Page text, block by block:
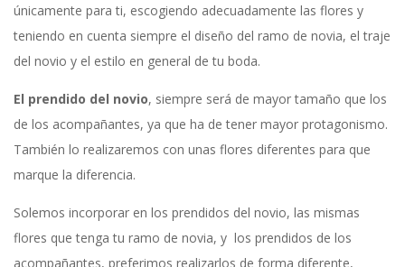
únicamente para ti, escogiendo adecuadamente las flores y
teniendo en cuenta siempre el diseño del ramo de novia, el traje
del novio y el estilo en general de tu boda.
El prendido del novio, siempre será de mayor tamaño que los
de los acompañantes, ya que ha de tener mayor protagonismo.
También lo realizaremos con unas flores diferentes para que
marque la diferencia.
Solemos incorporar en los prendidos del novio, las mismas
flores que tenga tu ramo de novia, y los prendidos de los
acompañantes, preferimos realizarlos de forma diferente,